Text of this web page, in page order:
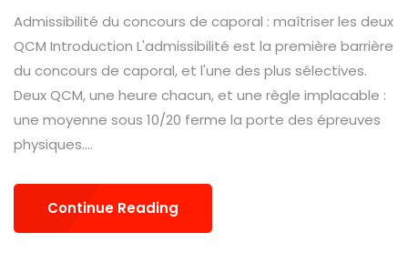
Admissibilité du concours de caporal : maîtriser les deux
QCM Introduction L'admissibilité est la première barrière
du concours de caporal, et l'une des plus sélectives.
Deux QCM, une heure chacun, et une règle implacable :
une moyenne sous 10/20 ferme la porte des épreuves
physiques....
Continue Reading